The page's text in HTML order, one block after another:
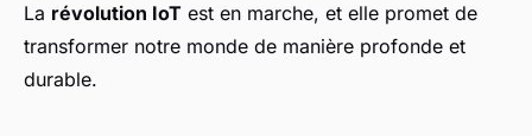
La révolution IoT est en marche, et elle promet de
transformer notre monde de manière profonde et
durable.